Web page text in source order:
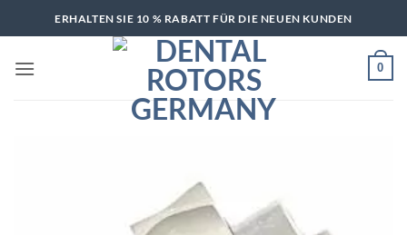
Inhalt
ERHALTEN SIE 10 % RABATT FÜR DIE NEUEN KUNDEN
0